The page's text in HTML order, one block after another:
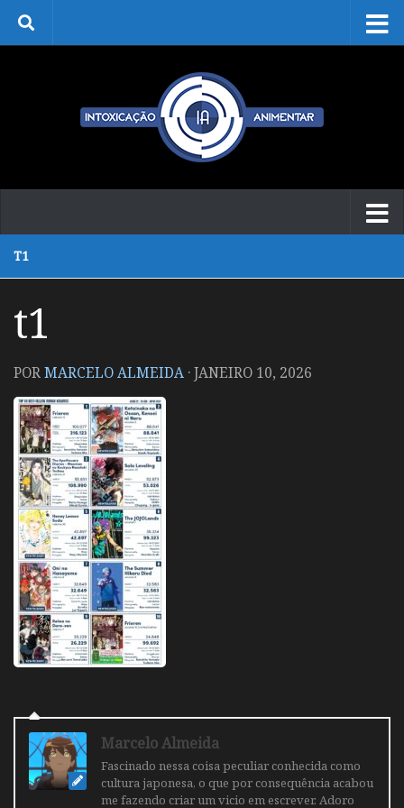
Skip to content
T1
t1
PORMARCELO ALMEIDA ·JANEIRO 10, 2026
Marcelo Almeida
Fascinado nessa coisa peculiar conhecida como
cultura japonesa, o que por consequência acabou
me fazendo criar um vicio em escrever. Adoro